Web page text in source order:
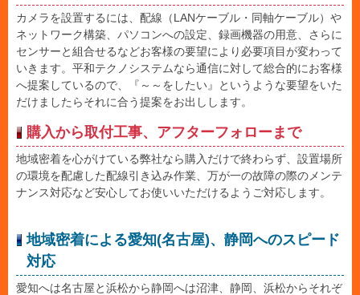
カメラを設置するには、配線（LANケーブル・同軸ケーブル）や
ネットワーク構築、パソコンへの設定、録画機器の用意、さらに
センサーと組合せるなどお客様の要望により必要項目が変わって
いきます。平和テクノシステムなら通信に対して総合的にお客様
へ提案しているので、『～～をしたい』というような要望をいた
だけましたらそれに合う提案をお出しします。
購入から取付工事、アフターフォローまで
地域密着を心がけている弊社なら購入だけで終わらず、設置場所
の環境を配慮した配線引き込み作業、万が一の故障の際のメンテ
ナンス対応など安心してお使いいただけるようご対応します。
地域密着による愛知(名古屋)、静岡へのスピード
対応
愛知へは名古屋と浜松から静岡へは沼津、静岡、浜松からそれぞ